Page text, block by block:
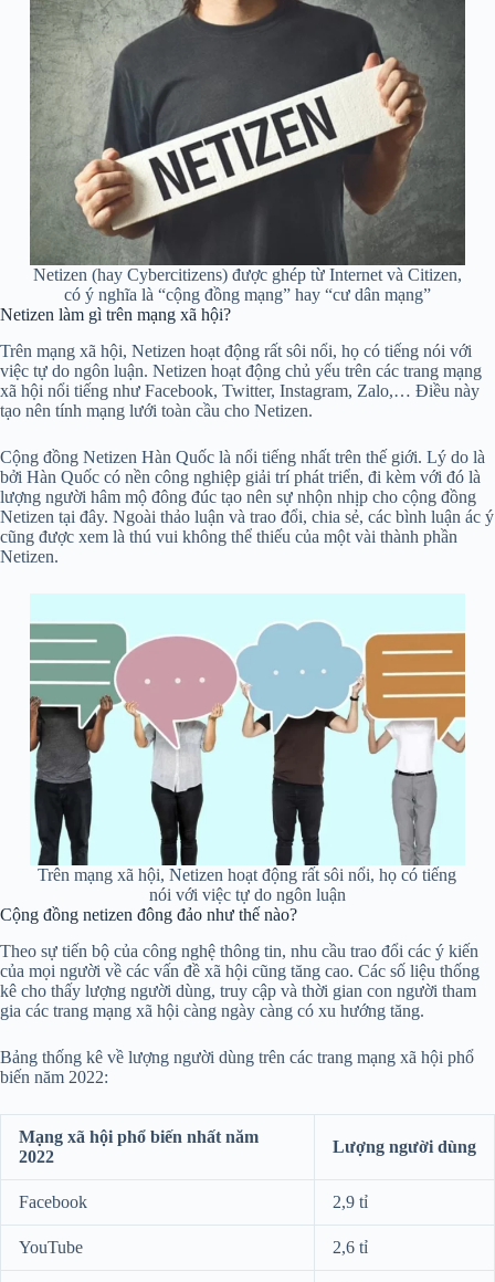
Netizen (hay Cybercitizens) được ghép từ Internet và Citizen,
có ý nghĩa là “cộng đồng mạng” hay “cư dân mạng”
Netizen làm gì trên mạng xã hội?
Trên mạng xã hội, Netizen hoạt động rất sôi nổi, họ có tiếng nói với
việc tự do ngôn luận. Netizen hoạt động chủ yếu trên các trang mạng
xã hội nổi tiếng như Facebook, Twitter, Instagram, Zalo,… Điều này
tạo nên tính mạng lưới toàn cầu cho Netizen.
Cộng đồng Netizen Hàn Quốc là nổi tiếng nhất trên thế giới. Lý do là
bởi Hàn Quốc có nền công nghiệp giải trí phát triển, đi kèm với đó là
lượng người hâm mộ đông đúc tạo nên sự nhộn nhịp cho cộng đồng
Netizen tại đây. Ngoài thảo luận và trao đổi, chia sẻ, các bình luận ác ý
cũng được xem là thú vui không thể thiếu của một vài thành phần
Netizen.
Trên mạng xã hội, Netizen hoạt động rất sôi nổi, họ có tiếng
nói với việc tự do ngôn luận
Cộng đồng netizen đông đảo như thế nào?
Theo sự tiến bộ của công nghệ thông tin, nhu cầu trao đổi các ý kiến
của mọi người về các vấn đề xã hội cũng tăng cao. Các số liệu thống
kê cho thấy lượng người dùng, truy cập và thời gian con người tham
gia các trang mạng xã hội càng ngày càng có xu hướng tăng.
Bảng thống kê về lượng người dùng trên các trang mạng xã hội phổ
biến năm 2022:
Mạng xã hội phổ biến nhất năm
2022
Lượng người dùng
Facebook 2,9 tỉ
YouTube 2,6 tỉ